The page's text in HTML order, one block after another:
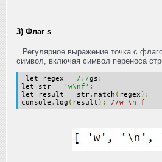
3) Флаг s
Регулярное выражение точка с
символ, включая символ переноса
let regex = /./gs ;
let str = 'w\nf' ;
let result = str. match ( regex );
console . log ( result ); //w \n f